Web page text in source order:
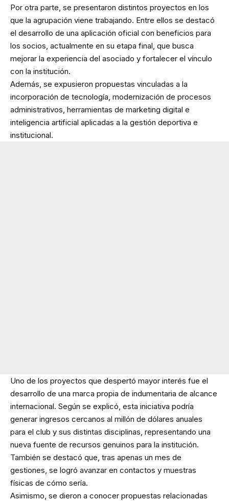
Por otra parte, se presentaron distintos proyectos en los
que la agrupación viene trabajando. Entre ellos se destacó
el desarrollo de una aplicación oficial con beneficios para
los socios, actualmente en su etapa final, que busca
mejorar la experiencia del asociado y fortalecer el vínculo
con la institución.
Además, se expusieron propuestas vinculadas a la
incorporación de tecnología, modernización de procesos
administrativos, herramientas de marketing digital e
inteligencia artificial aplicadas a la gestión deportiva e
institucional.
Uno de los proyectos que despertó mayor interés fue el
desarrollo de una marca propia de indumentaria de alcance
internacional. Según se explicó, esta iniciativa podría
generar ingresos cercanos al millón de dólares anuales
para el club y sus distintas disciplinas, representando una
nueva fuente de recursos genuinos para la institución.
También se destacó que, tras apenas un mes de
gestiones, se logró avanzar en contactos y muestras
físicas de cómo sería.
Asimismo, se dieron a conocer propuestas relacionadas